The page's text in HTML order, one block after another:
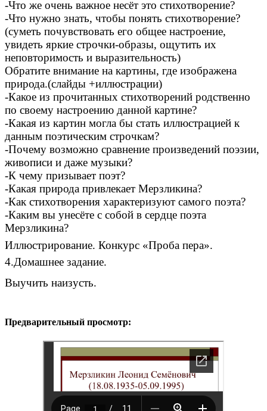
-Что же очень важное несёт это стихотворение?
-Что нужно знать, чтобы понять стихотворение?
(суметь почувствовать его общее настроение,
увидеть яркие строчки-образы, ощутить их
неповторимость и выразительность)
Обратите внимание на картины, где изображена
природа.(слайды +иллюстрации)
-Какое из прочитанных стихотворений родственно
по своему настроению данной картине?
-Какая из картин могла бы стать иллюстрацией к
данным поэтическим строчкам?
-Почему возможно сравнение произведений поэзии,
живописи и даже музыки?
-К чему призывает поэт?
-Какая природа привлекает Мерзликина?
-Как стихотворения характеризуют самого поэта?
-Каким вы унесёте с собой в сердце поэта
Мерзликина?
Иллюстрирование. Конкурс «Проба пера».
4.Домашнее задание.
Выучить наизусть.
Предварительный просмотр: